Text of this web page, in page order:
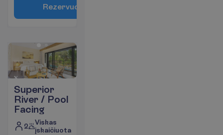
Rezervuo
Superior
River / Pool
Facing
2
Viskas
įskaičiuota